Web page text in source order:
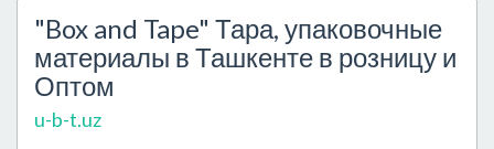
"Box and Tape" Тара, упаковочные
материалы в Ташкенте в розницу и
Оптом
u-b-t.uz